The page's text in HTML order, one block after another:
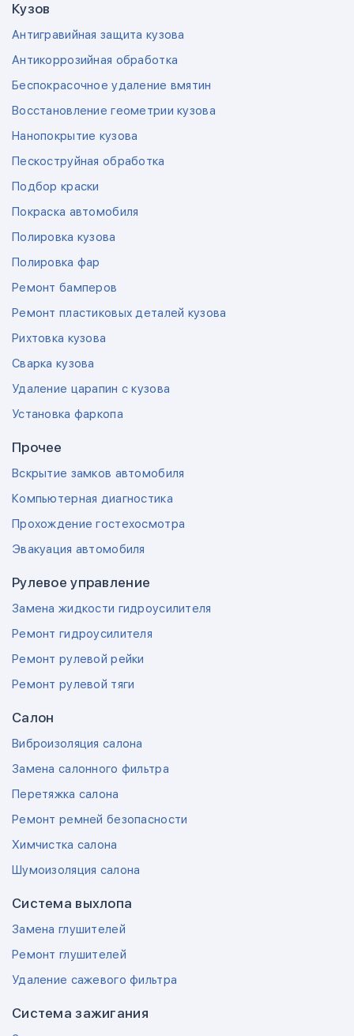
Кузов
Антигравийная защита кузова
Антикоррозийная обработка
Беспокрасочное удаление вмятин
Восстановление геометрии кузова
Нанопокрытие кузова
Пескоструйная обработка
Подбор краски
Покраска автомобиля
Полировка кузова
Полировка фар
Ремонт бамперов
Ремонт пластиковых деталей кузова
Рихтовка кузова
Сварка кузова
Удаление царапин с кузова
Установка фаркопа
Прочее
Вскрытие замков автомобиля
Компьютерная диагностика
Прохождение гостехосмотра
Эвакуация автомобиля
Рулевое управление
Замена жидкости гидроусилителя
Ремонт гидроусилителя
Ремонт рулевой рейки
Ремонт рулевой тяги
Салон
Виброизоляция салона
Замена салонного фильтра
Перетяжка салона
Ремонт ремней безопасности
Химчистка салона
Шумоизоляция салона
Система выхлопа
Замена глушителей
Ремонт глушителей
Удаление сажевого фильтра
Система зажигания